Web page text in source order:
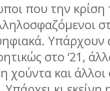
που την κρίση
Υπάρχουν
στο ‘21,
χούντα και άλλοι